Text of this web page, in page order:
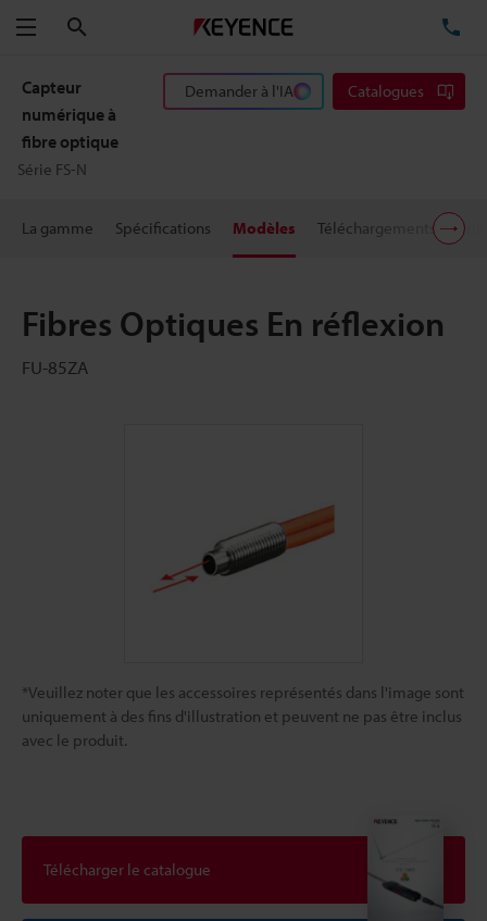
Menu
Capteur
numérique à
fibre optique
Série FS-N
Demander à l'IA Catalogues
La gamme Spécifications Modèles Téléchargements Prix
Fibres Optiques En réflexion
FU-85ZA
*Veuillez noter que les accessoires représentés dans l'image sont
uniquement à des fins d'illustration et peuvent ne pas être inclus
avec le produit.
Télécharger le catalogue